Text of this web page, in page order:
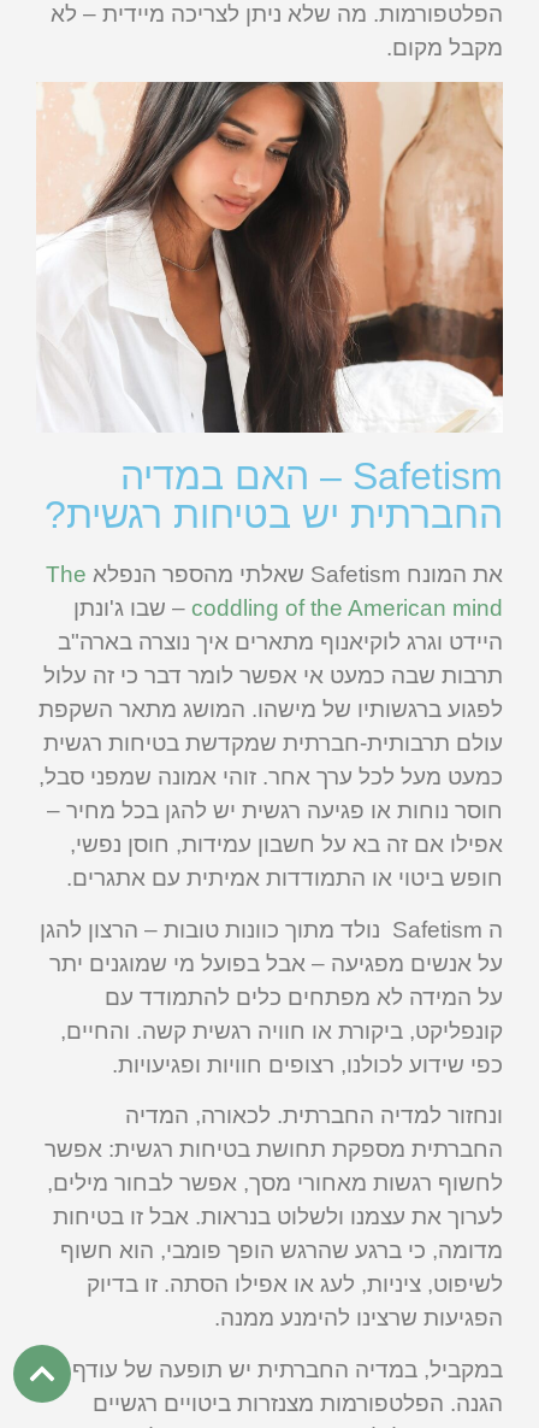
הפלטפורמות. מה שלא ניתן לצריכה מיידית – לא
מקבל מקום.
Safetism – האם במדיה
החברתית יש בטיחות רגשית?
את המונח Safetism שאלתי מהספר הנפלא
The
coddling of the American mind – שבו ג'ונתן
היידט וגרג לוקיאנוף מתארים איך נוצרה בארה"ב
תרבות שבה כמעט אי אפשר לומר דבר כי זה עלול
לפגוע ברגשותיו של מישהו. המושג מתאר השקפת
עולם תרבותית-חברתית שמקדשת בטיחות רגשית
כמעט מעל לכל ערך אחר. זוהי אמונה שמפני סבל,
חוסר נוחות או פגיעה רגשית יש להגן בכל מחיר –
אפילו אם זה בא על חשבון עמידות, חוסן נפשי,
חופש ביטוי או התמודדות אמיתית עם אתגרים.
ה Safetism נולד מתוך כוונות טובות – הרצון להגן
על אנשים מפגיעה – אבל בפועל מי שמוגנים יתר
על המידה לא מפתחים כלים להתמודד עם
קונפליקט, ביקורת או חוויה רגשית קשה. והחיים,
כפי שידוע לכולנו, רצופים חוויות ופגיעויות.
ונחזור למדיה החברתית. לכאורה, המדיה
החברתית מספקת תחושת בטיחות רגשית: אפשר
לחשוף רגשות מאחורי מסך, אפשר לבחור מילים,
לערוך את עצמנו ולשלוט בנראות. אבל זו בטיחות
מדומה, כי ברגע שהרגש הופך פומבי, הוא חשוף
לשיפוט, ציניות, לעג או אפילו הסתה. זו בדיוק
הפגיעות שרצינו להימנע ממנה.
במקביל, במדיה החברתית יש תופעה של עודף
הגנה. הפלטפורמות מצנזרות ביטויים רגשיים